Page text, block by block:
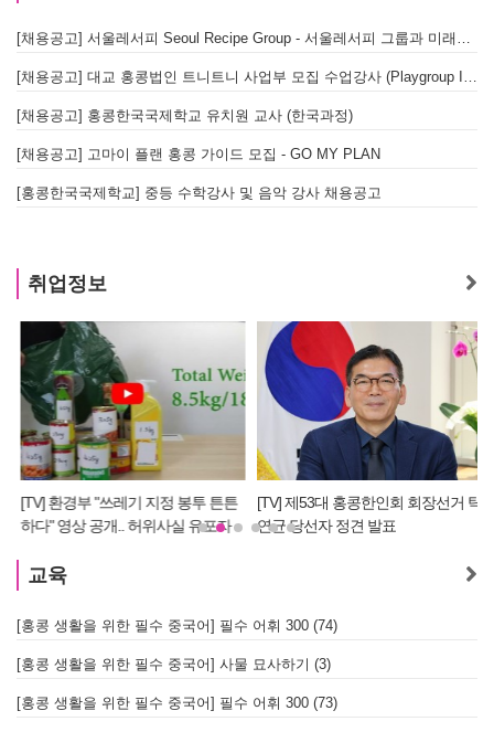
[채용공고] 서울레서피 Seoul Recipe Group - 서울레서피 그룹과 미래를 함께할 유능한 인재를 모십니다
[채용공고] 대교 홍콩법인 트니트니 사업부 모집 수업강사 (Playgroup Instructor)
[채용공고] 홍콩한국국제학교 유치원 교사 (한국과정)
[채용공고] 고마이 플랜 홍콩 가이드 모집 - GO MY PLAN
[홍콩한국국제학교] 중등 수학강사 및 음악 강사 채용공고
취업정보
[TV] 환경부 "쓰레기 지정 봉투 튼튼
하다" 영상 공개.. 허위사실 유포자
[TV] 제53대 홍콩한인회 회장선거 탁
연균 당선자 정견 발표
교육
[홍콩 생활을 위한 필수 중국어] 필수 어휘 300 (74)
[홍콩 생활을 위한 필수 중국어] 사물 묘사하기 (3)
[홍콩 생활을 위한 필수 중국어] 필수 어휘 300 (73)